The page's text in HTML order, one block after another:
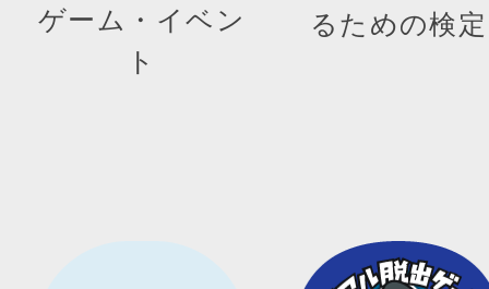
ゲーム・イベン
ト
るための検定